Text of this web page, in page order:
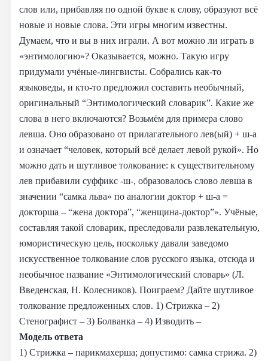
слов или, прибавляя по одной букве к слову, образуют всё
новые и новые слова. Эти игры многим известны.
Думаем, что и вы в них играли. А вот можно ли играть в
«энтимологию»? Оказывается, можно. Такую игру
придумали учёные-лингвисты. Собрались как-то
языковеды, и кто-то предложил составить необычный,
оригинальный “Энтимологический словарик”. Какие же
слова в него включаются? Возьмём для примера слово
левша. Оно образовано от прилагательного лев(ый) + ш-а
и означает “человек, который всё делает левой рукой». Но
можно дать и шутливое толкование: к существительному
лев прибавили суффикс -ш-, образовалось слово левша в
значении “самка льва» по аналогии доктор + ш-а =
докторша – “жена доктора”, “женщина-доктор”». Учёные,
составляя такой словарик, преследовали развлекательную,
юмористическую цель, поскольку давали заведомо
искусственное толкование слов русского языка, отсюда и
необычное название «Энтимологический словарь» (Л.
Введенская, Н. Колесников). Поиграем? Дайте шутливое
толкование предложенных слов. 1) Стрижка – 2)
Стенографист – 3) Болванка – 4) Изводить –
Модель ответа
1) Стрижка – парикмахерша; допустимо: самка стрижа. 2)